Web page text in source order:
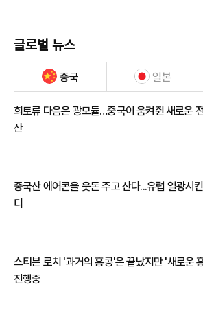
글로벌 뉴스
중국 일본
희토류 다음은 광모듈…중국이 움켜쥔 새로운
산
중국산 에어콘을 웃돈 주고 산다...유럽 열광시
디
스티븐 로치 '과거의 홍콩'은 끝났지만 '새로운
진행중